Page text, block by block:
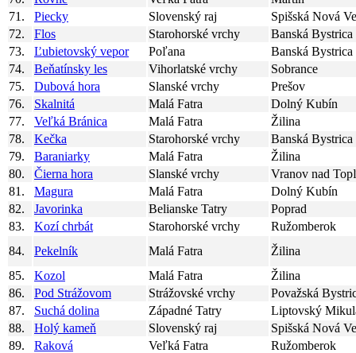
71.
Piecky Slovenský raj
Spišská Nová
72.
Flos Starohorské vrchy
Banská Bystrica
73.
Ľubietovský vepor Poľana
Banská Bystrica
74.
Beňatínsky les Vihorlatské vrchy
Sobrance
75.
Dubová hora Slanské vrchy
Prešov
76.
Skalnitá Malá Fatra
Dolný Kubín
77.
Veľká Bránica Malá Fatra
Žilina
78.
Kečka Starohorské vrchy
Banská Bystrica
79.
Baraniarky Malá Fatra
Žilina
80.
Čierna hora Slanské vrchy
Vranov nad
81.
Magura Malá Fatra
Dolný Kubín
82.
Javorinka Belianske Tatry
Poprad
83.
Kozí chrbát Starohorské vrchy
Ružomberok
84.
Pekelník Malá Fatra
Žilina
85.
Kozol Malá Fatra
Žilina
86.
Pod Strážovom Strážovské vrchy
Považská
87.
Suchá dolina Západné Tatry
Liptovský
88.
Holý kameň Slovenský raj
Spišská Nová
89.
Raková Veľká Fatra Ružomberok